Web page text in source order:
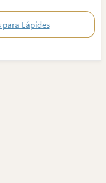
para Lápides